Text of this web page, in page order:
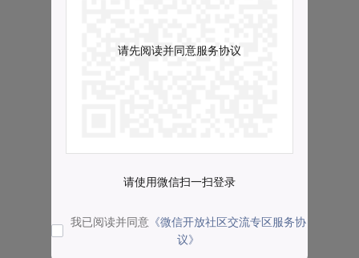
请先阅读并同意服务协议
请使用微信扫一扫登录
我已阅读并同意 《微信开放社区交流专区服务协
议》